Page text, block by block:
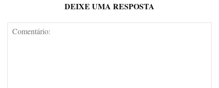
DEIXE UMA RESPOSTA